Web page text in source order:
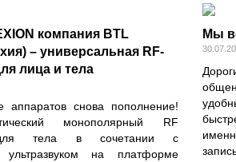
компания BTL
– универсальная RF-
лица и тела
снова пополнение!
монополярный RF
для тела в сочетании с
ультразвуком на платформе
Мы